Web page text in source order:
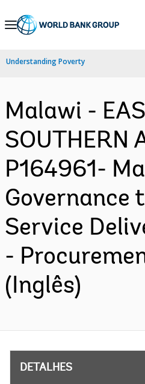
Skip
Navigation
Understanding Poverty
Malawi -
SOUTHERN
P164961-
Governance
Service
-
(Inglês)
DETALHES